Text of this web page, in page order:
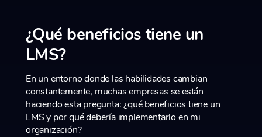
¿Qué beneficios tiene un
LMS?
En un entorno donde las habilidades cambian
constantemente, muchas empresas se están
haciendo esta pregunta: ¿qué beneficios tiene un
LMS y por qué debería implementarlo en mi
organización?